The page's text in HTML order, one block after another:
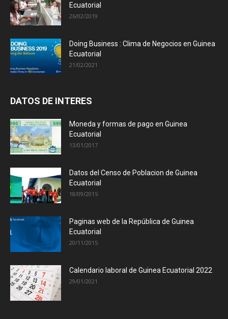
Ecuatorial
26/02/2019
Doing Business : Clima de Negocios en Guinea
Ecuatorial
21/02/2021
DATOS DE INTERES
Moneda y formas de pago en Guinea
Ecuatorial
13/01/2017
Datos del Censo de Poblacion de Guinea
Ecuatorial
18/09/2015
Paginas web de la República de Guinea
Ecuatorial
20/11/2015
Calendario laboral de Guinea Ecuatorial 2022
29/01/2021